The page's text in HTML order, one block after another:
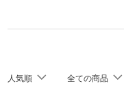
人気順 全ての商品